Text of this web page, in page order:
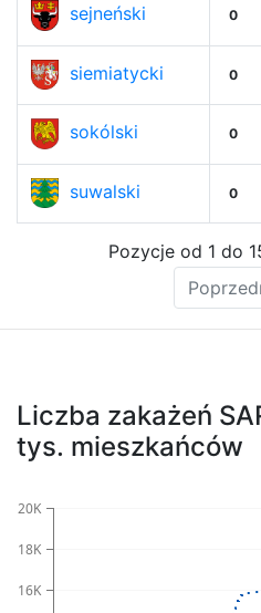
sejneński 0
siemiatycki 0
sokólski 0
suwalski 0
Pozycje od 1 do
Liczba zakażeń
tys. mieszkańców
16K
18K
20K